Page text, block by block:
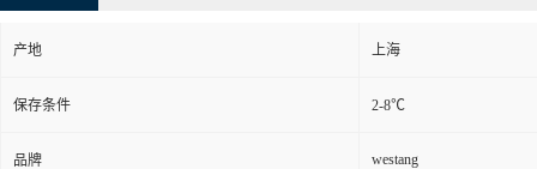
产地 上海
保存条件 2-8℃
品牌 westang